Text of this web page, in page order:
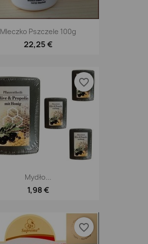
Mleczko Pszczele 100g
22,25 €
Mydło...
1,98 €
favorite_border
favorite_border